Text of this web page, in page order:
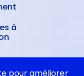
à
pour améliorer